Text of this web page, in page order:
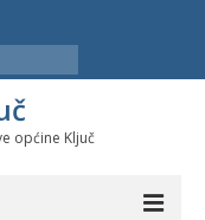
općine Ključ